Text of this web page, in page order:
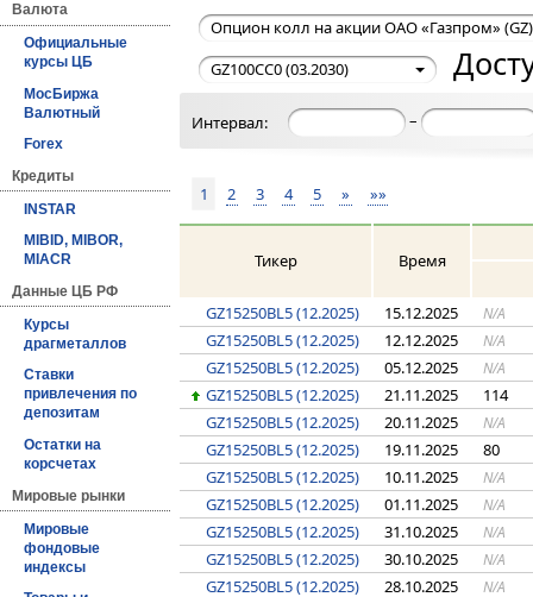
Валюта
Официальные
курсы ЦБ
МосБиржа
Валютный
Forex
Кредиты
INSTAR
MIBID, MIBOR,
MIACR
Данные ЦБ РФ
Курсы
драгметаллов
Ставки
привлечения по
депозитам
Остатки на
корсчетах
Мировые рынки
Мировые
фондовые
индексы
Опцион колл на акции ОАО «Газпром» (GZ)
GZ100CC0 (03.2030)
Интервал: –
1 2 3 4 5 » »»
Тикер Время
GZ15250BL5 (12.2025) 15.12.2025 N/A
GZ15250BL5 (12.2025) 12.12.2025 N/A
GZ15250BL5 (12.2025) 05.12.2025 N/A
GZ15250BL5 (12.2025) 21.11.2025
114
GZ15250BL5 (12.2025)
20.11.2025 N/A
GZ15250BL5 (12.2025) 19.11.2025
80
GZ15250BL5 (12.2025)
10.11.2025 N/A
GZ15250BL5 (12.2025) 01.11.2025 N/A
GZ15250BL5 (12.2025) 31.10.2025 N/A
GZ15250BL5 (12.2025) 30.10.2025 N/A
GZ15250BL5 (12.2025) 28.10.2025 N/A